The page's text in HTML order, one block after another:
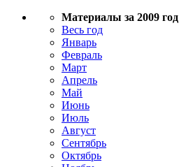
Материалы за 2009 год
Весь год
Январь
Февраль
Март
Апрель
Май
Июнь
Июль
Август
Сентябрь
Октябрь